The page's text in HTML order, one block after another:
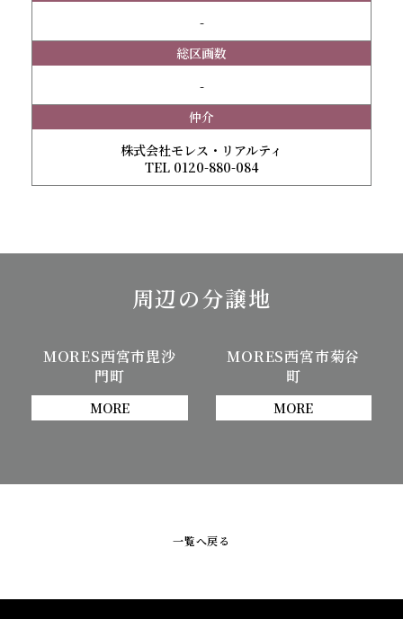
-
総区画数
-
仲介
株式会社モレス・リアルティ
TEL 0120-880-084
周辺の分譲地
MORES西宮市毘沙
門町
MORE
MORES西宮市菊谷
町
MORE
一覧へ戻る